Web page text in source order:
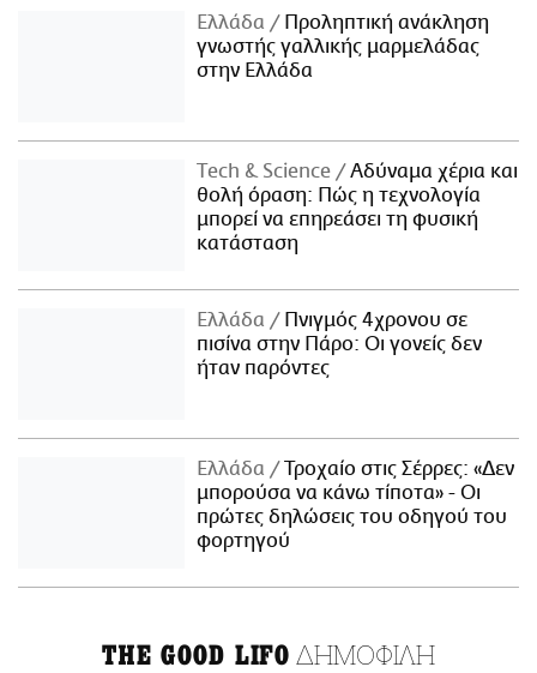
Ελλάδα
Προληπτική ανάκληση
γνωστής γαλλικής μαρμελάδας
στην Ελλάδα
Τech & Science
Αδύναμα χέρια και
θολή όραση: Πώς η τεχνολογία
μπορεί να επηρεάσει τη φυσική
κατάσταση
Ελλάδα
Πνιγμός 4χρονου σε
πισίνα στην Πάρο: Οι γονείς δεν
ήταν παρόντες
Ελλάδα
Τροχαίο στις Σέρρες: «Δεν
μπορούσα να κάνω τίποτα» - Οι
πρώτες δηλώσεις του οδηγού του
φορτηγού
THE GOOD LIFO ΔΗΜΟΦΙΛΗ